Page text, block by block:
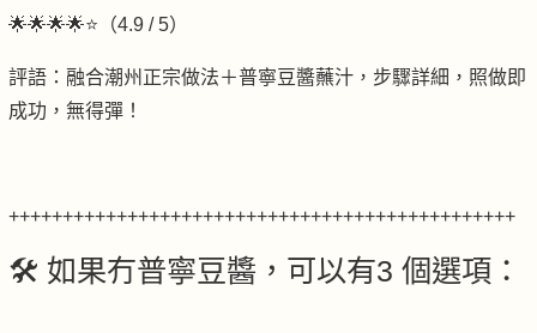
🌟🌟🌟🌟⭐（4.9 / 5）
評語：融合潮州正宗做法＋普寧豆醬蘸汁，步驟詳細，照做即
成功，無得彈！
+++++++++++++++++++++++++++++++++++++++++++++++
🛠️ 如果冇普寧豆醬，可以有3 個選項：